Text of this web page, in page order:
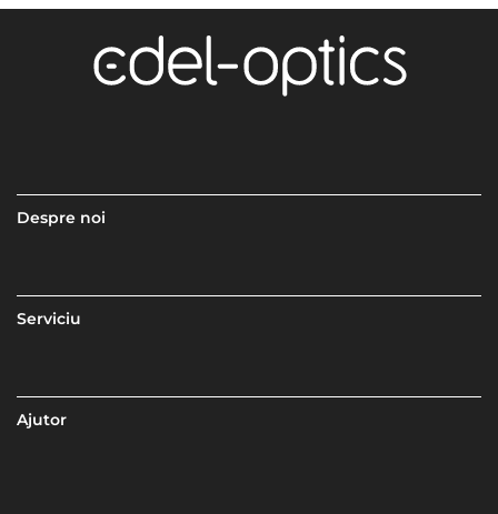
Despre noi
Serviciu
Ajutor